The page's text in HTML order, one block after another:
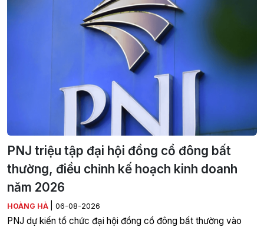
PNJ triệu tập đại hội đồng cổ đông bất
thường, điều chỉnh kế hoạch kinh doanh
năm 2026
HOÀNG HÀ 06-08-2026
PNJ dự kiến tổ chức đại hội đồng cổ đông bất thường vào